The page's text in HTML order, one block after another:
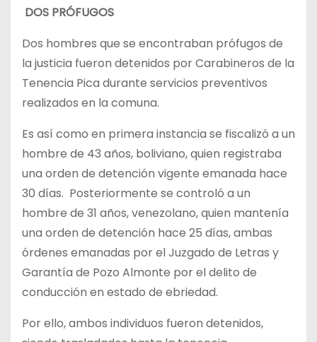
DOS PRÓFUGOS
Dos hombres que se encontraban prófugos de
la justicia fueron detenidos por Carabineros de la
Tenencia Pica durante servicios preventivos
realizados en la comuna.
Es así como en primera instancia se fiscalizó a un
hombre de 43 años, boliviano, quien registraba
una orden de detención vigente emanada hace
30 días. Posteriormente se controló a un
hombre de 31 años, venezolano, quien mantenía
una orden de detención hace 25 días, ambas
órdenes emanadas por el Juzgado de Letras y
Garantía de Pozo Almonte por el delito de
conducción en estado de ebriedad.
Por ello, ambos individuos fueron detenidos,